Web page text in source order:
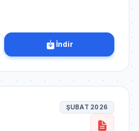
İndir
ŞUBAT 2026